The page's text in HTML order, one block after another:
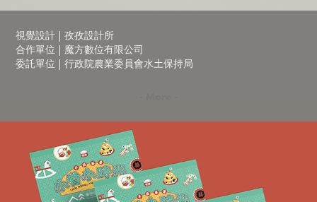
視覺設計 | 孜孜設計所
合作單位 | 魔方數位有限公司
委託單位 | 行政院農業委員會水土保持局